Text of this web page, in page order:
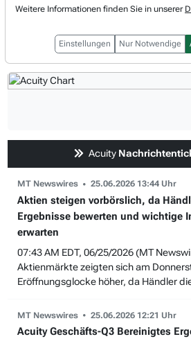
Regulärer Handel
Acuity
MT Newswires 25.06.2026 13:44 Uhr
Aktien steigen vorbörslich, da
Ergebnisse bewerten und wichtige
erwarten
07:43 AM EDT, 06/25/2026 (MT
Aktienmärkte zeigten sich am
Eröffnungsglocke höher, da Händler
MT Newswires 25.06.2026 12:21 Uhr
Acuity Geschäfts-Q3 Bereinigtes
Weitere Informationen finden Sie in unserer
Einstellungen Nur Notwendige